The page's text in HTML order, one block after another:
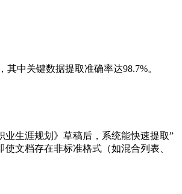
中关键数据提取准确率达98.7%。
生涯规划》草稿后，系统能快速提取”
文档存在非标准格式（如混合列表、